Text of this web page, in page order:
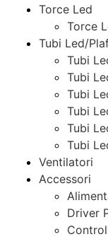
Torce Led
Torce
Tubi Led/
Tubi
Tubi
Tubi
Tubi
Tubi
Tubi
Ventilatori
Accessori
Driver